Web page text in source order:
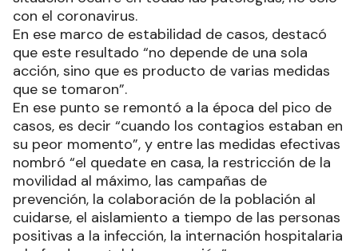
con el coronavirus.
En ese marco de estabilidad de casos, destacó
que este resultado “no depende de una sola
acción, sino que es producto de varias medidas
que se tomaron”.
En ese punto se remontó a la época del pico de
casos, es decir “cuando los contagios estaban en
su peor momento”, y entre las medidas efectivas
nombró “el quedate en casa, la restricción de la
movilidad al máximo, las campañas de
prevención, la colaboración de la población al
cuidarse, el aislamiento a tiempo de las personas
positivas a la infección, la internación hospitalaria